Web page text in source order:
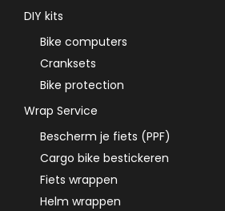
DIY kits
Bike computers
Cranksets
Bike protection
Wrap Service
Bescherm je fiets (PPF)
Cargo bike bestickeren
Fiets wrappen
Helm wrappen